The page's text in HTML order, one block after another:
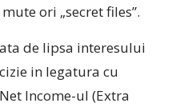
ori „secret files”.
de lipsa interesului
in legatura cu
Income-ul (Extra